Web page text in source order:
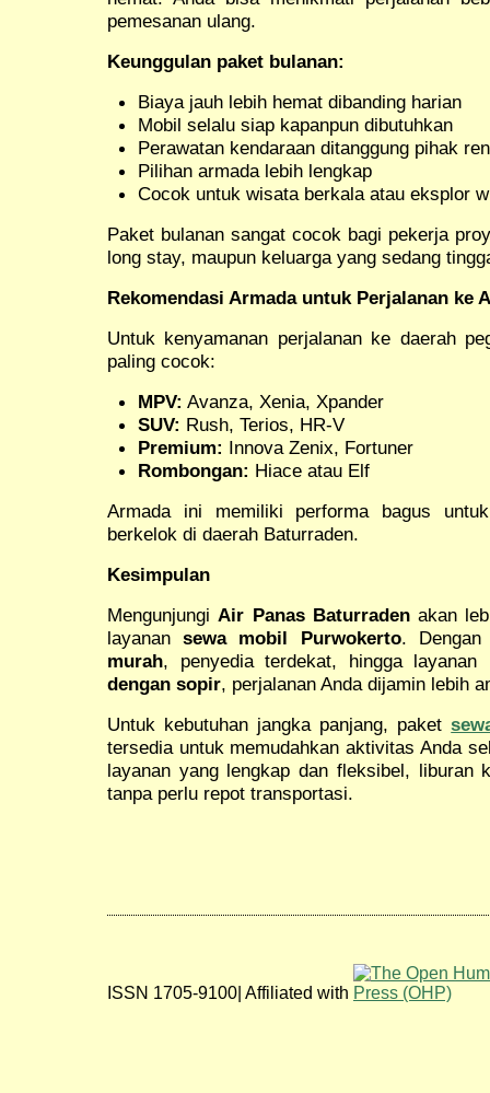
pemesanan ulang.
Keunggulan paket bulanan:
Biaya jauh lebih hemat dibanding harian
Mobil selalu siap kapanpun dibutuhkan
Perawatan kendaraan ditanggung pihak
Pilihan armada lebih lengkap
Cocok untuk wisata berkala atau eksplor
Paket bulanan sangat cocok bagi pekerja
long stay, maupun keluarga yang sedang
Rekomendasi Armada untuk Perjalanan ke
Untuk kenyamanan perjalanan ke daerah
paling cocok:
MPV: Avanza, Xenia, Xpander
SUV: Rush, Terios, HR-V
Premium: Innova Zenix, Fortuner
Rombongan: Hiace atau Elf
Armada ini memiliki performa bagus
berkelok di daerah Baturraden.
Kesimpulan
Mengunjungi Air Panas Baturradenakan
layanansewa mobil Purwokerto.
murah, penyedia terdekat, hingga
dengan sopir, perjalanan Anda dijamin lebih
Untuk kebutuhan jangka panjang, paket
tersedia untuk memudahkan aktivitas Anda
layanan yang lengkap dan fleksibel, liburan
tanpa perlu repot transportasi.
ISSN 1705-9100| Affiliated with